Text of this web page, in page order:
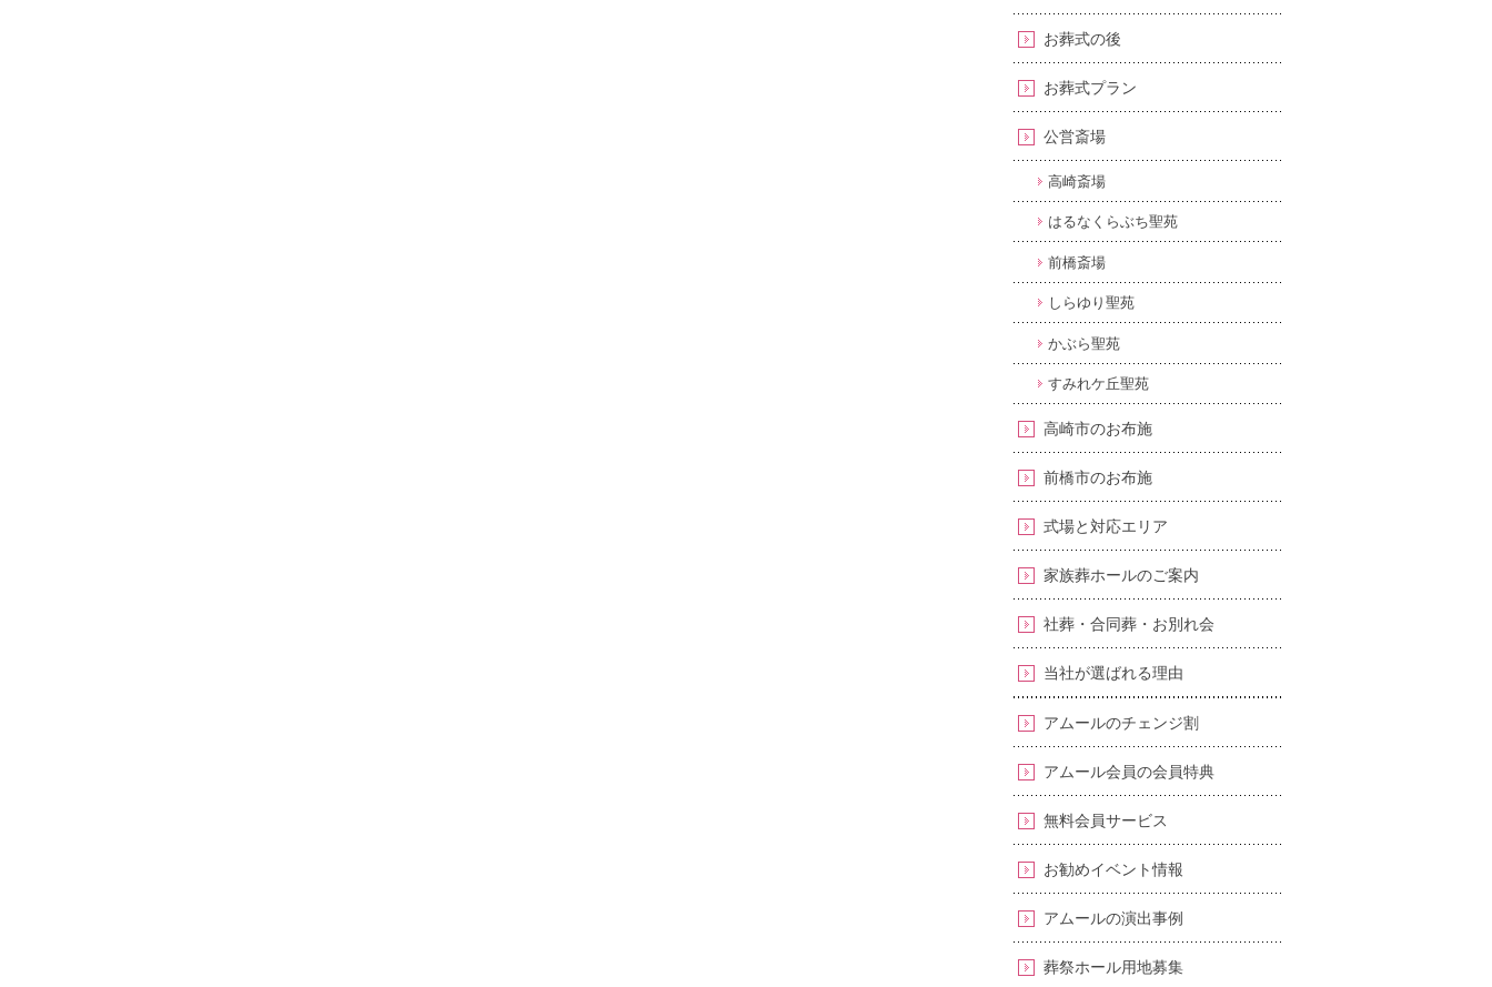
お葬式の後
お葬式プラン
公営斎場
高崎斎場
はるなくらぶち聖苑
前橋斎場
しらゆり聖苑
かぶら聖苑
すみれケ丘聖苑
高崎市のお布施
前橋市のお布施
式場と対応エリア
家族葬ホールのご案内
社葬・合同葬・お別れ会
当社が選ばれる理由
アムールのチェンジ割
アムール会員の会員特典
無料会員サービス
お勧めイベント情報
アムールの演出事例
葬祭ホール用地募集